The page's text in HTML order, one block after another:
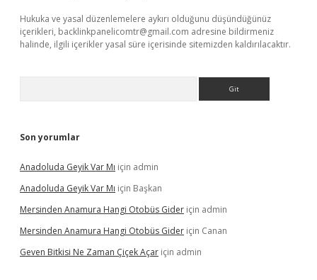
Hukuka ve yasal düzenlemelere aykırı olduğunu düşündüğünüz
içerikleri, backlinkpanelicomtr@gmail.com adresine bildirmeniz
halinde, ilgili içerikler yasal süre içerisinde sitemizden kaldırılacaktır.
Son yorumlar
Anadoluda Geyik Var Mı için admin
Anadoluda Geyik Var Mı için Başkan
Mersinden Anamura Hangi Otobüs Gider için admin
Mersinden Anamura Hangi Otobüs Gider için Canan
Geven Bitkisi Ne Zaman Çiçek Açar için admin